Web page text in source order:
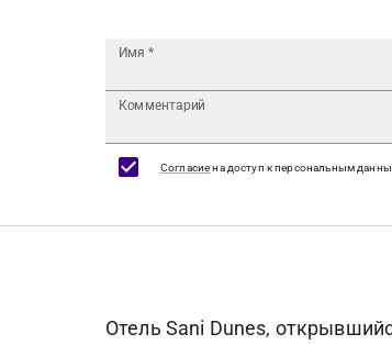
Имя *
Комментарий
Согласиена доступ к персональным
Отель Sani Dunes,